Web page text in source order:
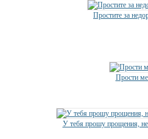
Простите за
Прости
У тебя прошу прощения, не